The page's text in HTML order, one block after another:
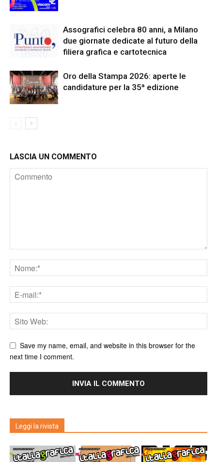
Assografici celebra 80 anni, a Milano
due giornate dedicate al futuro della
filiera grafica e cartotecnica
Oro della Stampa 2026: aperte le
candidature per la 35ª edizione
LASCIA UN COMMENTO
Save my name, email, and website in this browser for the
next time I comment.
Leggi la rivista